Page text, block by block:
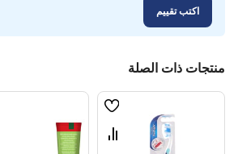
اكتب تقييم
منتجات ذات الصلة
قائمة
الامنيات
قارن